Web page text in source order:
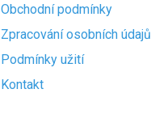
Obchodní podmínky
Zpracování osobních údajů
Podmínky užití
Kontakt